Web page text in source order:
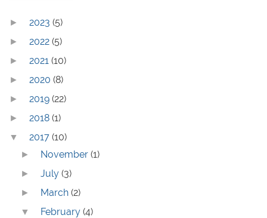
► 2023 (5)
► 2022 (5)
► 2021 (10)
► 2020 (8)
► 2019 (22)
► 2018 (1)
▼ 2017 (10)
► November(1)
► July(3)
► March(2)
▼ February(4)